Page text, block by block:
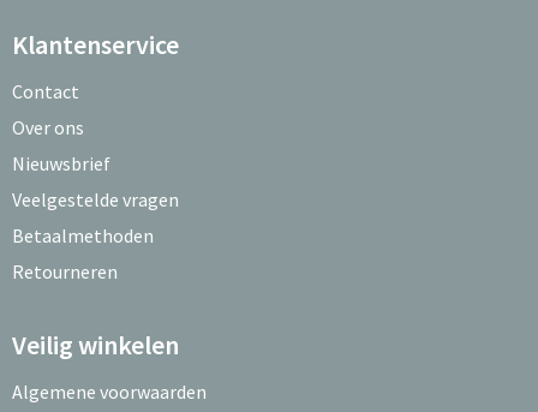
Klantenservice
Contact
Over ons
Nieuwsbrief
Veelgestelde vragen
Betaalmethoden
Retourneren
Veilig winkelen
Algemene voorwaarden